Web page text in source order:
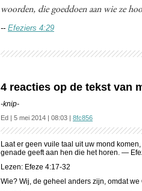
woorden, die goeddoen aan wie ze
-- Efeziers 4:29
4 reacties op de tekst van
-knip-
Ed | 5 mei 2014 | 08:03 | 8fc856
Laat er geen vuile taal uit uw mond
genade geeft aan hen die het horen. —
Lezen: Efeze 4:17-32
Wie? Wij, de geheel anders zijn, omdat